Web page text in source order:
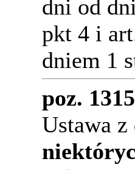
dni od
pkt 4 i
dniem 1
poz. 1315
Ustawa